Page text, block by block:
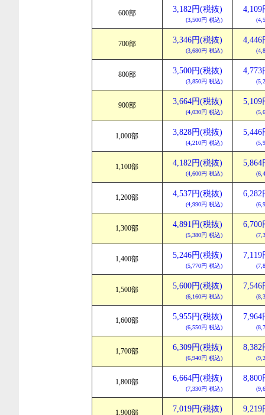
600部 3,182円(税抜)
(3,500円 税込)
4,109
700部 3,346円(税抜)
(3,680円 税込)
4,446
800部 3,500円(税抜)
(3,850円 税込)
4,773
900部 3,664円(税抜)
(4,030円 税込)
5,109
1,000部 3,828円(税抜)
(4,210円 税込)
5,446
1,100部 4,182円(税抜)
(4,600円 税込)
5,864
1,200部 4,537円(税抜)
(4,990円 税込)
6,282
1,300部 4,891円(税抜)
(5,380円 税込)
6,700
1,400部 5,246円(税抜)
(5,770円 税込)
1,500部 5,600円(税抜)
(6,160円 税込)
1,600部 5,955円(税抜)
(6,550円 税込)
1,700部 6,309円(税抜)
(6,940円 税込)
8,382
1,800部 6,664円(税抜)
(7,330円 税込)
8,800
1,900部 7,019円(税抜) 9,219